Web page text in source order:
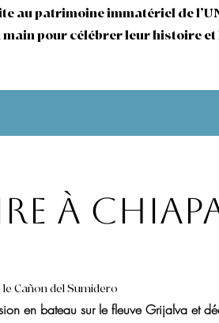
au patrimoine immatériel de
main pour célébrer leur histoire
à
Cañon del Sumidero
en bateau sur le fleuve Grijalva et